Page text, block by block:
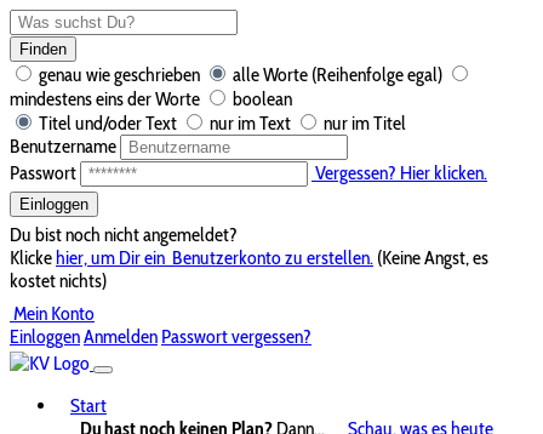
Finden
genau wie geschrieben
alle Worte (Reihenfolge egal)
mindestens eins der Worte
boolean
Titel und/oder Text
nur im Text
nur im Titel
Benutzername
Passwort
Vergessen? Hier klicken.
Einloggen
Du bist noch nicht angemeldet?
Klickehier, um Dir ein Benutzerkonto zu erstellen. (Keine Angst, es
kostet nichts)
Mein Konto
EinloggenAnmelden Passwort vergessen?
Start
Du hast noch keinen Plan? Dann...
Schau, was es heute